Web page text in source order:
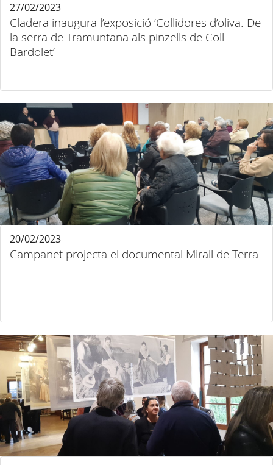
Cladera inaugura l’exposició ‘Collidores d’oliva. De
la serra de Tramuntana als pinzells de Coll
Bardolet’
27/02/2023
Campanet projecta el documental Mirall de Terra
20/02/2023